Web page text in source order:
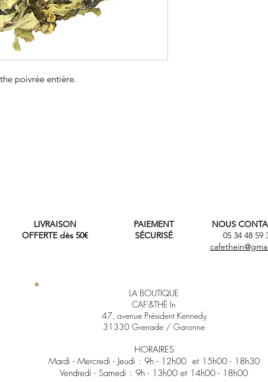
poivrée entière.
LIVRAISON
OFFERTE dès 50€
PAIEMENT
SÉCURISÉ
NOUS
05 34 48 59
LA BOUTIQUE
CAF'&THÉ In
47, avenue Président Kennedy
31330 Grenade / Garonne
HORAIRES
Mardi - Mercredi - Jeudi : 9h - 12h00 et 15h00- 18h30
Vendredi - Samedi : 9h - 13h00 et 14h00 - 18h00